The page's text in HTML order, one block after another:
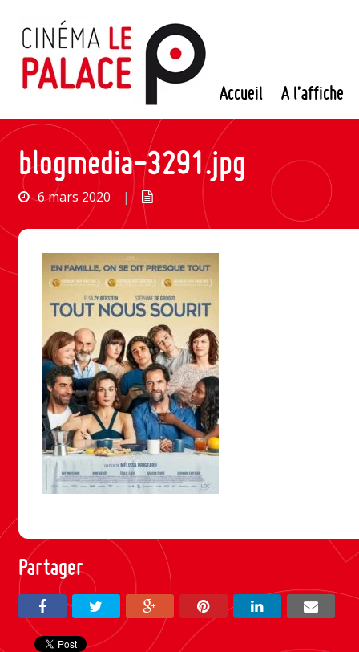
contenu
Accueil A l’affiche
blogmedia-3291.jpg
6 mars 2020 |
Partager